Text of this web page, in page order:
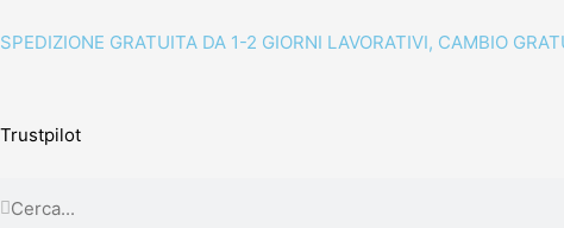
al
SPEDIZIONE GRATUITA DA 1-2 GIORNI LAVORATIVI, CAMBIO
Trustpilot